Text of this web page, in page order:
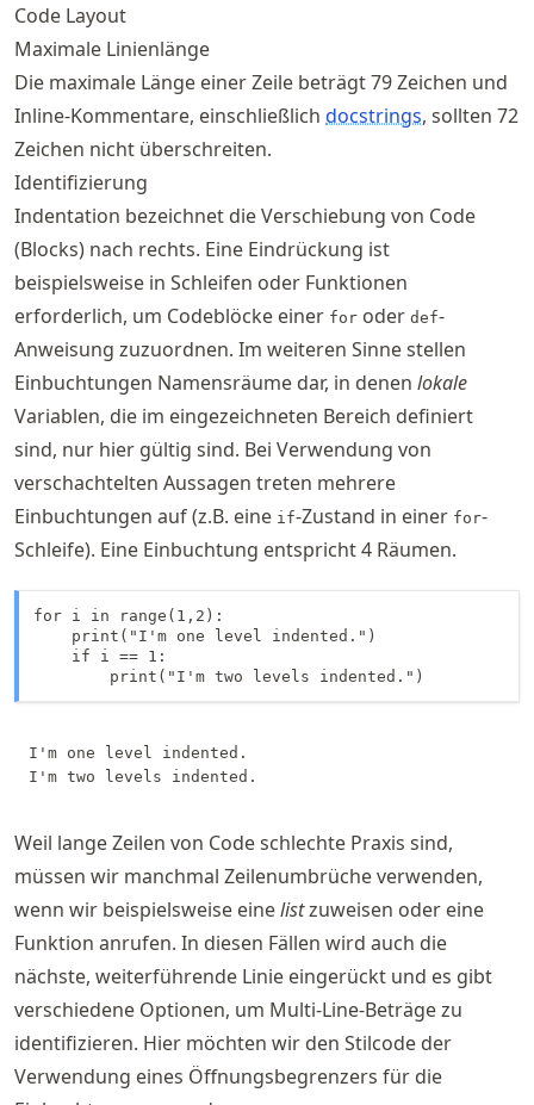
Code Layout
Maximale Linienlänge
Die maximale Länge einer Zeile beträgt 79 Zeichen und
Inline-Kommentare, einschließlich docstrings, sollten 72
Zeichen nicht überschreiten.
Identifizierung
Indentation bezeichnet die Verschiebung von Code
(Blocks) nach rechts. Eine Eindrückung ist
beispielsweise in Schleifen oder Funktionen
erforderlich, um Codeblöcke einer for oder def-
Anweisung zuzuordnen. Im weiteren Sinne stellen
Einbuchtungen Namensräume dar, in denen lokale
Variablen, die im eingezeichneten Bereich definiert
sind, nur hier gültig sind. Bei Verwendung von
verschachtelten Aussagen treten mehrere
Einbuchtungen auf (z.B. eine if-Zustand in einer for-
Schleife). Eine Einbuchtung entspricht 4 Räumen.
for i in range(1,2):
    print("I'm one level indented.")
    if i == 1:
        print("I'm two levels indented.")
I'm one level indented.
Weil lange Zeilen von Code schlechte Praxis sind,
müssen wir manchmal Zeilenumbrüche verwenden,
wenn wir beispielsweise einelistzuweisen oder eine
Funktion anrufen. In diesen Fällen wird auch die
nächste, weiterführende Linie eingerückt und es gibt
verschiedene Optionen, um Multi-Line-Beträge zu
identifizieren. Hier möchten wir den Stilcode der
Verwendung eines Öffnungsbegrenzers für die